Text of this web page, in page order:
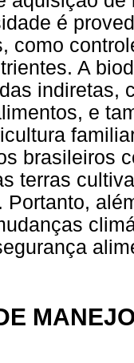
é
como
A
indiretas,
e
brasileiros
terras
Portanto,